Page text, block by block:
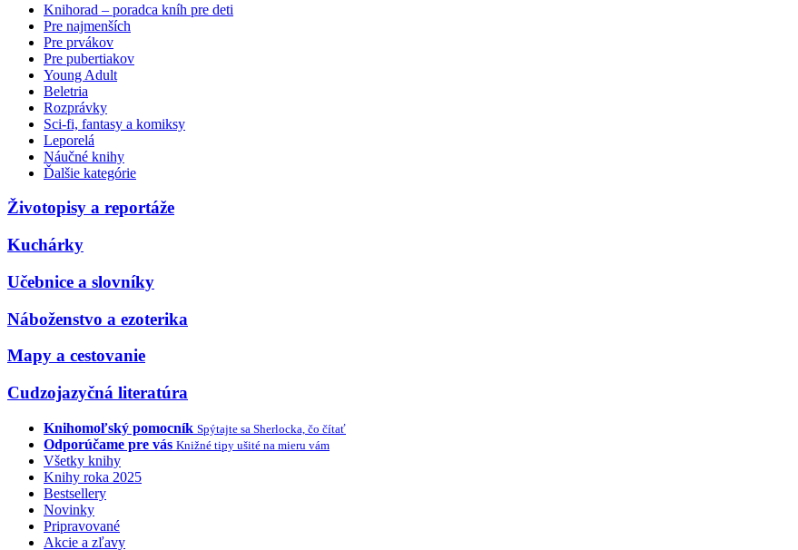
Knihorad – poradca kníh pre deti
Pre najmenších
Pre prvákov
Pre pubertiakov
Young Adult
Beletria
Rozprávky
Sci-fi, fantasy a komiksy
Leporelá
Náučné knihy
Ďalšie kategórie
Životopisy a reportáže
Kuchárky
Učebnice a slovníky
Náboženstvo a ezoterika
Mapy a cestovanie
Cudzojazyčná literatúra
Knihomoľský pomocník Spýtajte sa Sherlocka, čo čítať
Odporúčame pre vás Knižné tipy ušité na mieru vám
Všetky knihy
Knihy roka 2025
Bestsellery
Novinky
Pripravované
Akcie a zľavy